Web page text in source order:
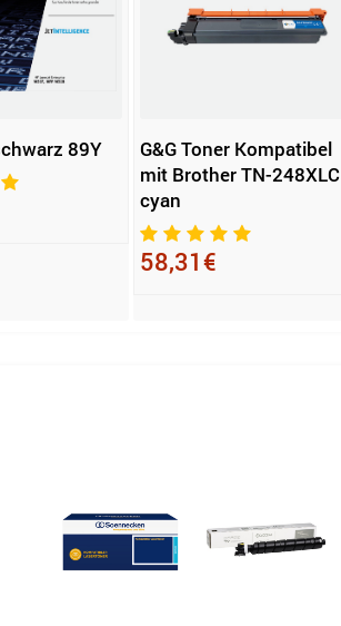
89Y
G&G Toner Kompatibel
mit Brother TN-248XLC
cyan
58,31€